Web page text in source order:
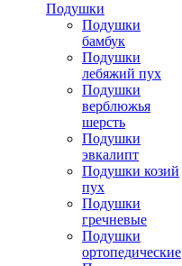
Подушки
Подушки
бамбук
Подушки
лебяжий пух
Подушки
верблюжья
шерсть
Подушки
эвкалипт
Подушки козий
пух
Подушки
гречневые
Подушки
ортопедические